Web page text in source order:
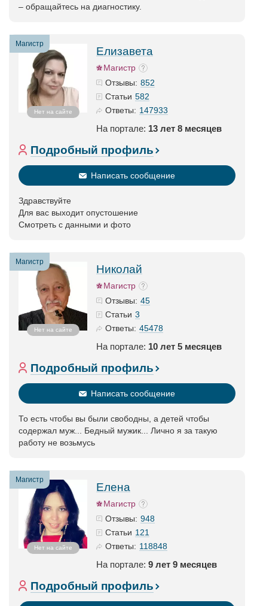
– обращайтесь на диагностику.
Магистр
Нет на сайте
Елизавета
Магистр
Отзывы: 852
Статьи 582
Ответы: 147933
На портале: 13 лет 8 месяцев
Подробный профиль
Написать сообщение
Здравствуйте
Для вас выходит опустошение
Смотреть с данными и фото
Магистр
Нет на сайте
Николай
Магистр
Отзывы: 45
Статьи 3
Ответы: 45478
На портале: 10 лет 5 месяцев
Подробный профиль
Написать сообщение
То есть чтобы вы были свободны, а детей чтобы
содержал муж... Бедный мужик... Лично я за такую
работу не возьмусь
Магистр
Нет на сайте
Елена
Магистр
Отзывы: 948
Статьи 121
Ответы: 118848
На портале: 9 лет 9 месяцев
Подробный профиль